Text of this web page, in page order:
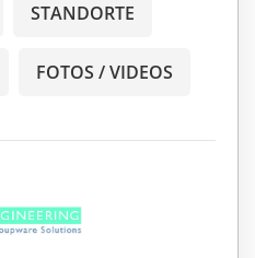
STANDORTE
FOTOS / VIDEOS